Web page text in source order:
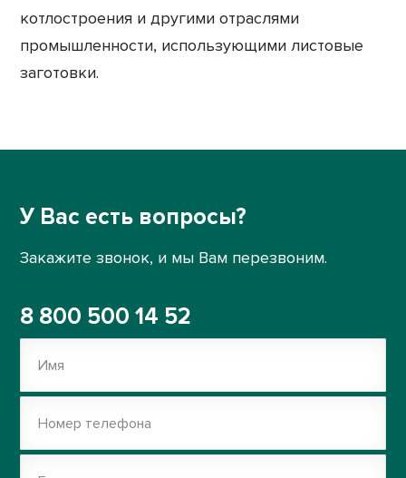
котлостроения и другими отраслями
промышленности, использующими листовые
заготовки.
У Вас есть вопросы?
Закажите звонок, и мы Вам перезвоним.
8 800 500 14 52
Имя
Номер телефона